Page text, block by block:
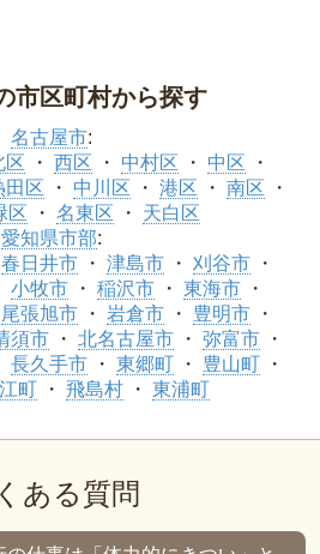
市区町村から探す
名古屋市:
区 西区 中村区
中区
田区 中川区 港区
南区
区 名東区
天白区
愛知県市部:
春日井市 津島市
刈谷市
小牧市 稲沢市
東海市
尾張旭市 岩倉市
豊明市
須市 北名古屋市
弥富市
長久手市 東郷町
豊山町
町 飛島村 東浦町
ある質問